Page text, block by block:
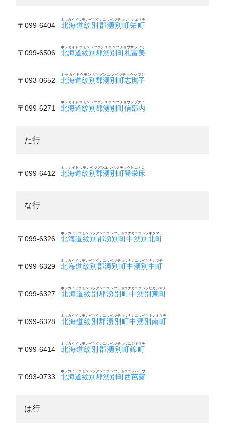
〒099-6404 北海道紋別郡湧別町栄町
ホッカイドウモンベツグンユウベツチョウサカエマチ
〒099-6506 北海道紋別郡湧別町札富美
ホッカイドウモンベツグンユウベツチョウサツフミ
〒093-0652 北海道紋別郡湧別町志撫子
ホッカイドウモンベツグンユウベツチョウシブシ
〒099-6271 北海道紋別郡湧別町信部内
ホッカイドウモンベツグンユウベツチョウシブナイ
た行
〒099-6412 北海道紋別郡湧別町登栄床
ホッカイドウモンベツグンユウベツチョウトエトコ
な行
〒099-6326 北海道紋別郡湧別町中湧別北町
ホッカイドウモンベツグンユウベツチョウナカユウベツキタマチ
〒099-6329 北海道紋別郡湧別町中湧別中町
ホッカイドウモンベツグンユウベツチョウナカユウベツナカマチ
〒099-6327 北海道紋別郡湧別町中湧別東町
ホッカイドウモンベツグンユウベツチョウナカユウベツヒガシマチ
〒099-6328 北海道紋別郡湧別町中湧別南町
ホッカイドウモンベツグンユウベツチョウナカユウベツミナミマチ
〒099-6414 北海道紋別郡湧別町錦町
ホッカイドウモンベツグンユウベツチョウニシキマチ
〒093-0733 北海道紋別郡湧別町西芭露
ホッカイドウモンベツグンユウベツチョウニシバロウ
は行